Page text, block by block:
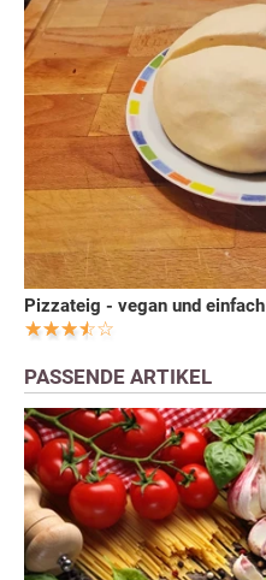
Pizzateig - vegan und einfach
PASSENDE ARTIKEL